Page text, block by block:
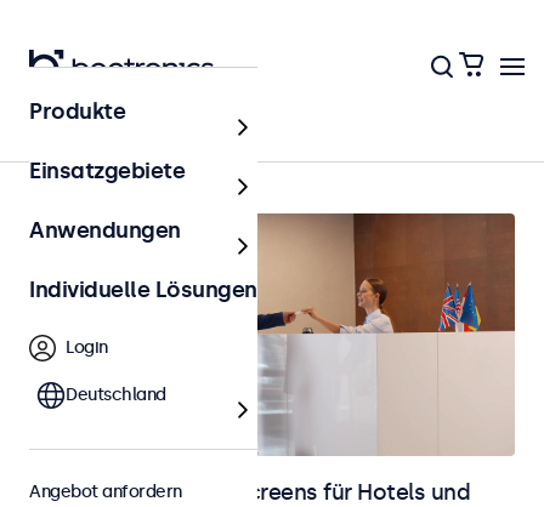
Hotel & Gastronomie
Monitore und Touchscreens für Hotels und
Produkte
Einsatzgebiete
Anwendungen
Individuelle Lösungen
Login
Deutschland
Angebot anfordern